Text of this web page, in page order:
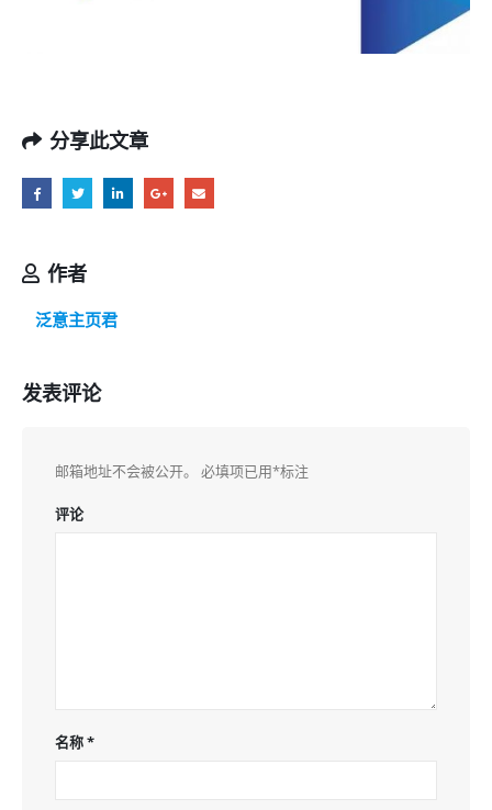
分享此文章
作者
泛意主页君
发表评论
邮箱地址不会被公开。 必填项已用*标注
评论
名称*